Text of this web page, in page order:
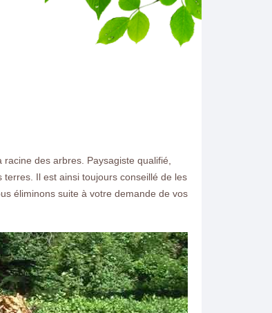
des arbres. Paysagiste qualifié,
Il est ainsi toujours conseillé de les
éliminons suite à votre demande de vos